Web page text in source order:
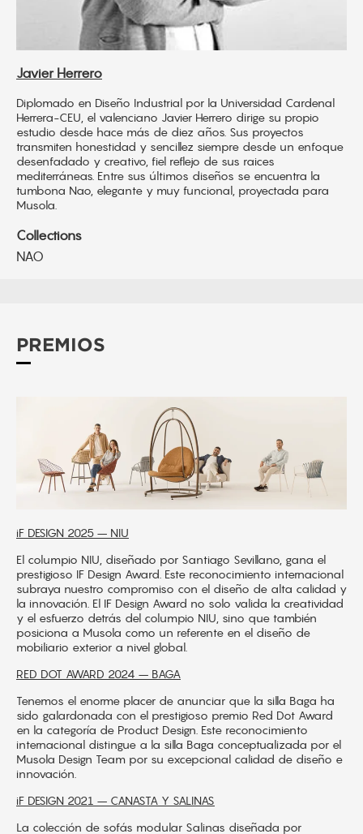
Javier Herrero
Diplomado en Diseño Industrial por la Universidad Cardenal
Herrera-CEU, el valenciano Javier Herrero dirige su propio
estudio desde hace más de diez años. Sus proyectos
transmiten honestidad y sencillez siempre desde un enfoque
desenfadado y creativo, fiel reflejo de sus raices
mediterráneas. Entre sus últimos diseños se encuentra la
tumbona Nao, elegante y muy funcional, proyectada para
Musola.
Collections
NAO
PREMIOS
iF DESIGN 2025 – NIU
El columpio NIU, diseñado por Santiago Sevillano, gana el
prestigioso IF Design Award. Este reconocimiento internacional
subraya nuestro compromiso con el diseño de alta calidad y
la innovación. El IF Design Award no solo valida la creatividad
y el esfuerzo detrás del columpio NIU, sino que también
posiciona a Musola como un referente en el diseño de
mobiliario exterior a nivel global.
RED DOT AWARD 2024 – BAGA
Tenemos el enorme placer de anunciar que la silla Baga ha
sido galardonada con el prestigioso premio Red Dot Award
en la categoría de Product Design. Este reconocimiento
internacional distingue a la silla Baga conceptualizada por el
Musola Design Team por su excepcional calidad de diseño e
innovación.
iF DESIGN 2021 – CANASTA Y SALINAS
La colección de sofás modular Salinas diseñada por